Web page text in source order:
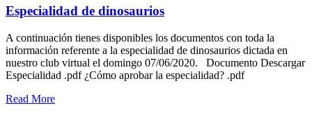
Especialidad de dinosaurios
A continuación tienes disponibles los documentos con toda la
información referente a la especialidad de dinosaurios dictada en
nuestro club virtual el domingo 07/06/2020. Documento Descargar
Especialidad .pdf ¿Cómo aprobar la especialidad? .pdf
Read More